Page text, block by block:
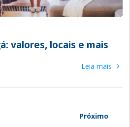
valores, locais e mais
Leia mais ›
Próximo